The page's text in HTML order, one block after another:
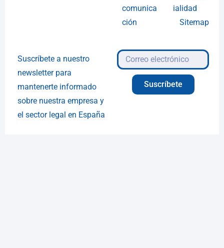
comunica
ción
ialidad
Sitemap
Suscríbete a nuestro
newsletter para
mantenerte informado
sobre nuestra empresa y
el sector legal en España
Suscríbete